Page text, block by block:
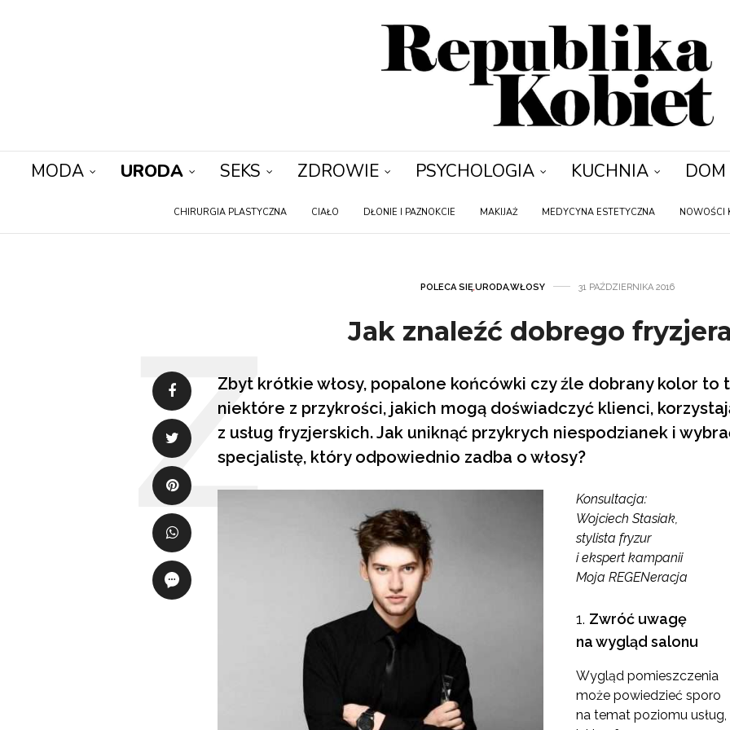
MODA URODA SEKS ZDROWIE PSYCHOLOGIA KUCHNIA DOM
CHIRURGIA PLASTYCZNA CIAŁO DŁONIE I PAZNOKCIE MAKIJAŻ MEDYCYNA ESTETYCZNA NOWOŚCI
POLECA SIĘ,URODA,WŁOSY 31 PAŹDZIERNIKA 2016
Jak znaleźć dobrego
Zbyt krótkie włosy, popalone końcówki czy źle dobrany kolor to
niektóre z przykrości, jakich mogą doświadczyć klienci,
z usług fryzjerskich. Jak uniknąć przykrych niespodzianek i
specjalistę, który odpowiednio zadba o włosy?
Konsultacja:
Wojciech Stasiak,
stylista fryzur
i ekspert kampanii
Moja REGENeracja
Zwróć uwagę
na wygląd salonu
Wygląd pomieszczenia
może powiedzieć sporo
na temat poziomu usług,